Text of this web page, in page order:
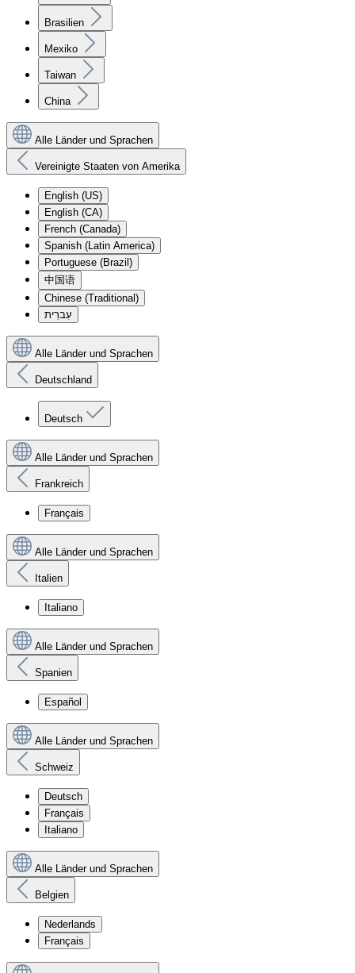
Brasilien
Mexiko
Taiwan
China
Alle Länder und Sprachen
Vereinigte Staaten von Amerika
English (US)
English (CA)
French (Canada)
Spanish (Latin America)
Portuguese (Brazil)
中国语
Chinese (Traditional)
עִברִית
Alle Länder und Sprachen
Deutschland
Deutsch
Alle Länder und Sprachen
Frankreich
Français
Alle Länder und Sprachen
Italien
Italiano
Alle Länder und Sprachen
Spanien
Español
Alle Länder und Sprachen
Schweiz
Deutsch
Français
Italiano
Alle Länder und Sprachen
Belgien
Nederlands
Français